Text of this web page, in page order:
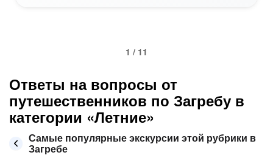
1 / 11
Ответы на вопросы от
путешественников по Загребу в
категории «Летние»
Самые популярные экскурсии этой рубрики в
Загребе